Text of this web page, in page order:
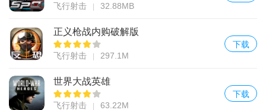
飞行射击 32.88MB
正义枪战内购破解版
飞行射击 297.1M
下载
世界大战英雄
飞行射击 63.22M
下载